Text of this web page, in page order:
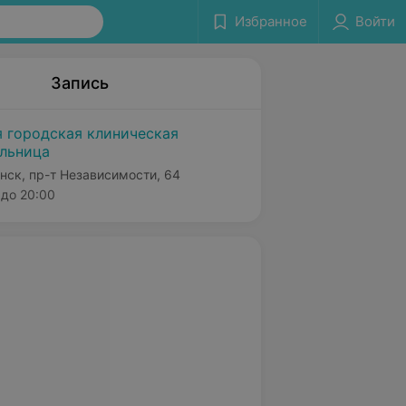
Избранное Войти
Запись
городская клиническая
пр-т Независимости, 64
до 20:00